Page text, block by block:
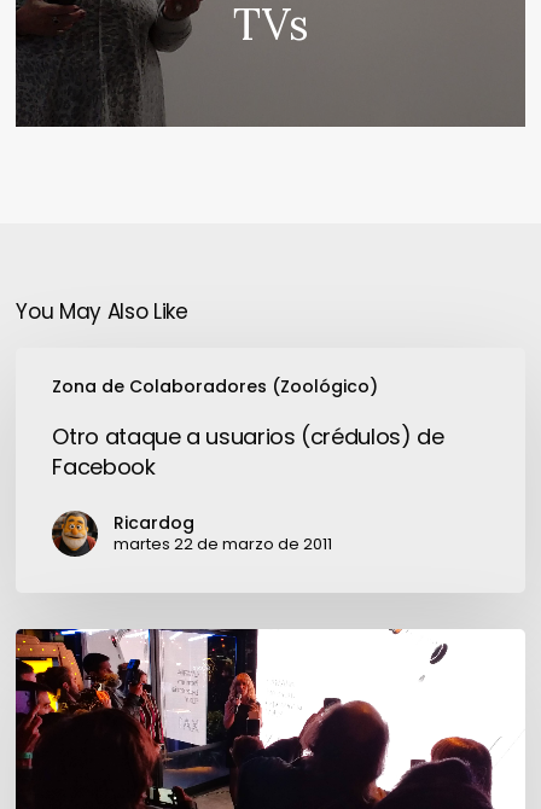
TVs
You May Also Like
Zona de Colaboradores (Zoológico)
ataque
usuarios
(crédulos)
Facebook
Otro ataque a usuarios (crédulos) de
Facebook
Ricardog
martes 22 de marzo de 2011
Sony
Xperia
L1
y
XA1: